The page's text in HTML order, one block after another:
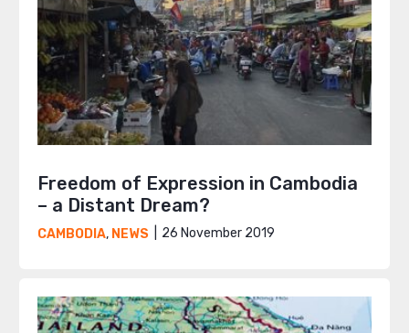
Freedom of Expression in Cambodia
– a Distant Dream?
CAMBODIA, NEWS 26 November 2019